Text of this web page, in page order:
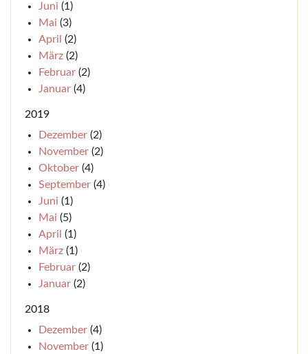
Juni (1)
Mai (3)
April (2)
März (2)
Februar (2)
Januar (4)
2019
Dezember (2)
November (2)
Oktober (4)
September (4)
Juni (1)
Mai (5)
April (1)
März (1)
Februar (2)
Januar (2)
2018
Dezember (4)
November (1)